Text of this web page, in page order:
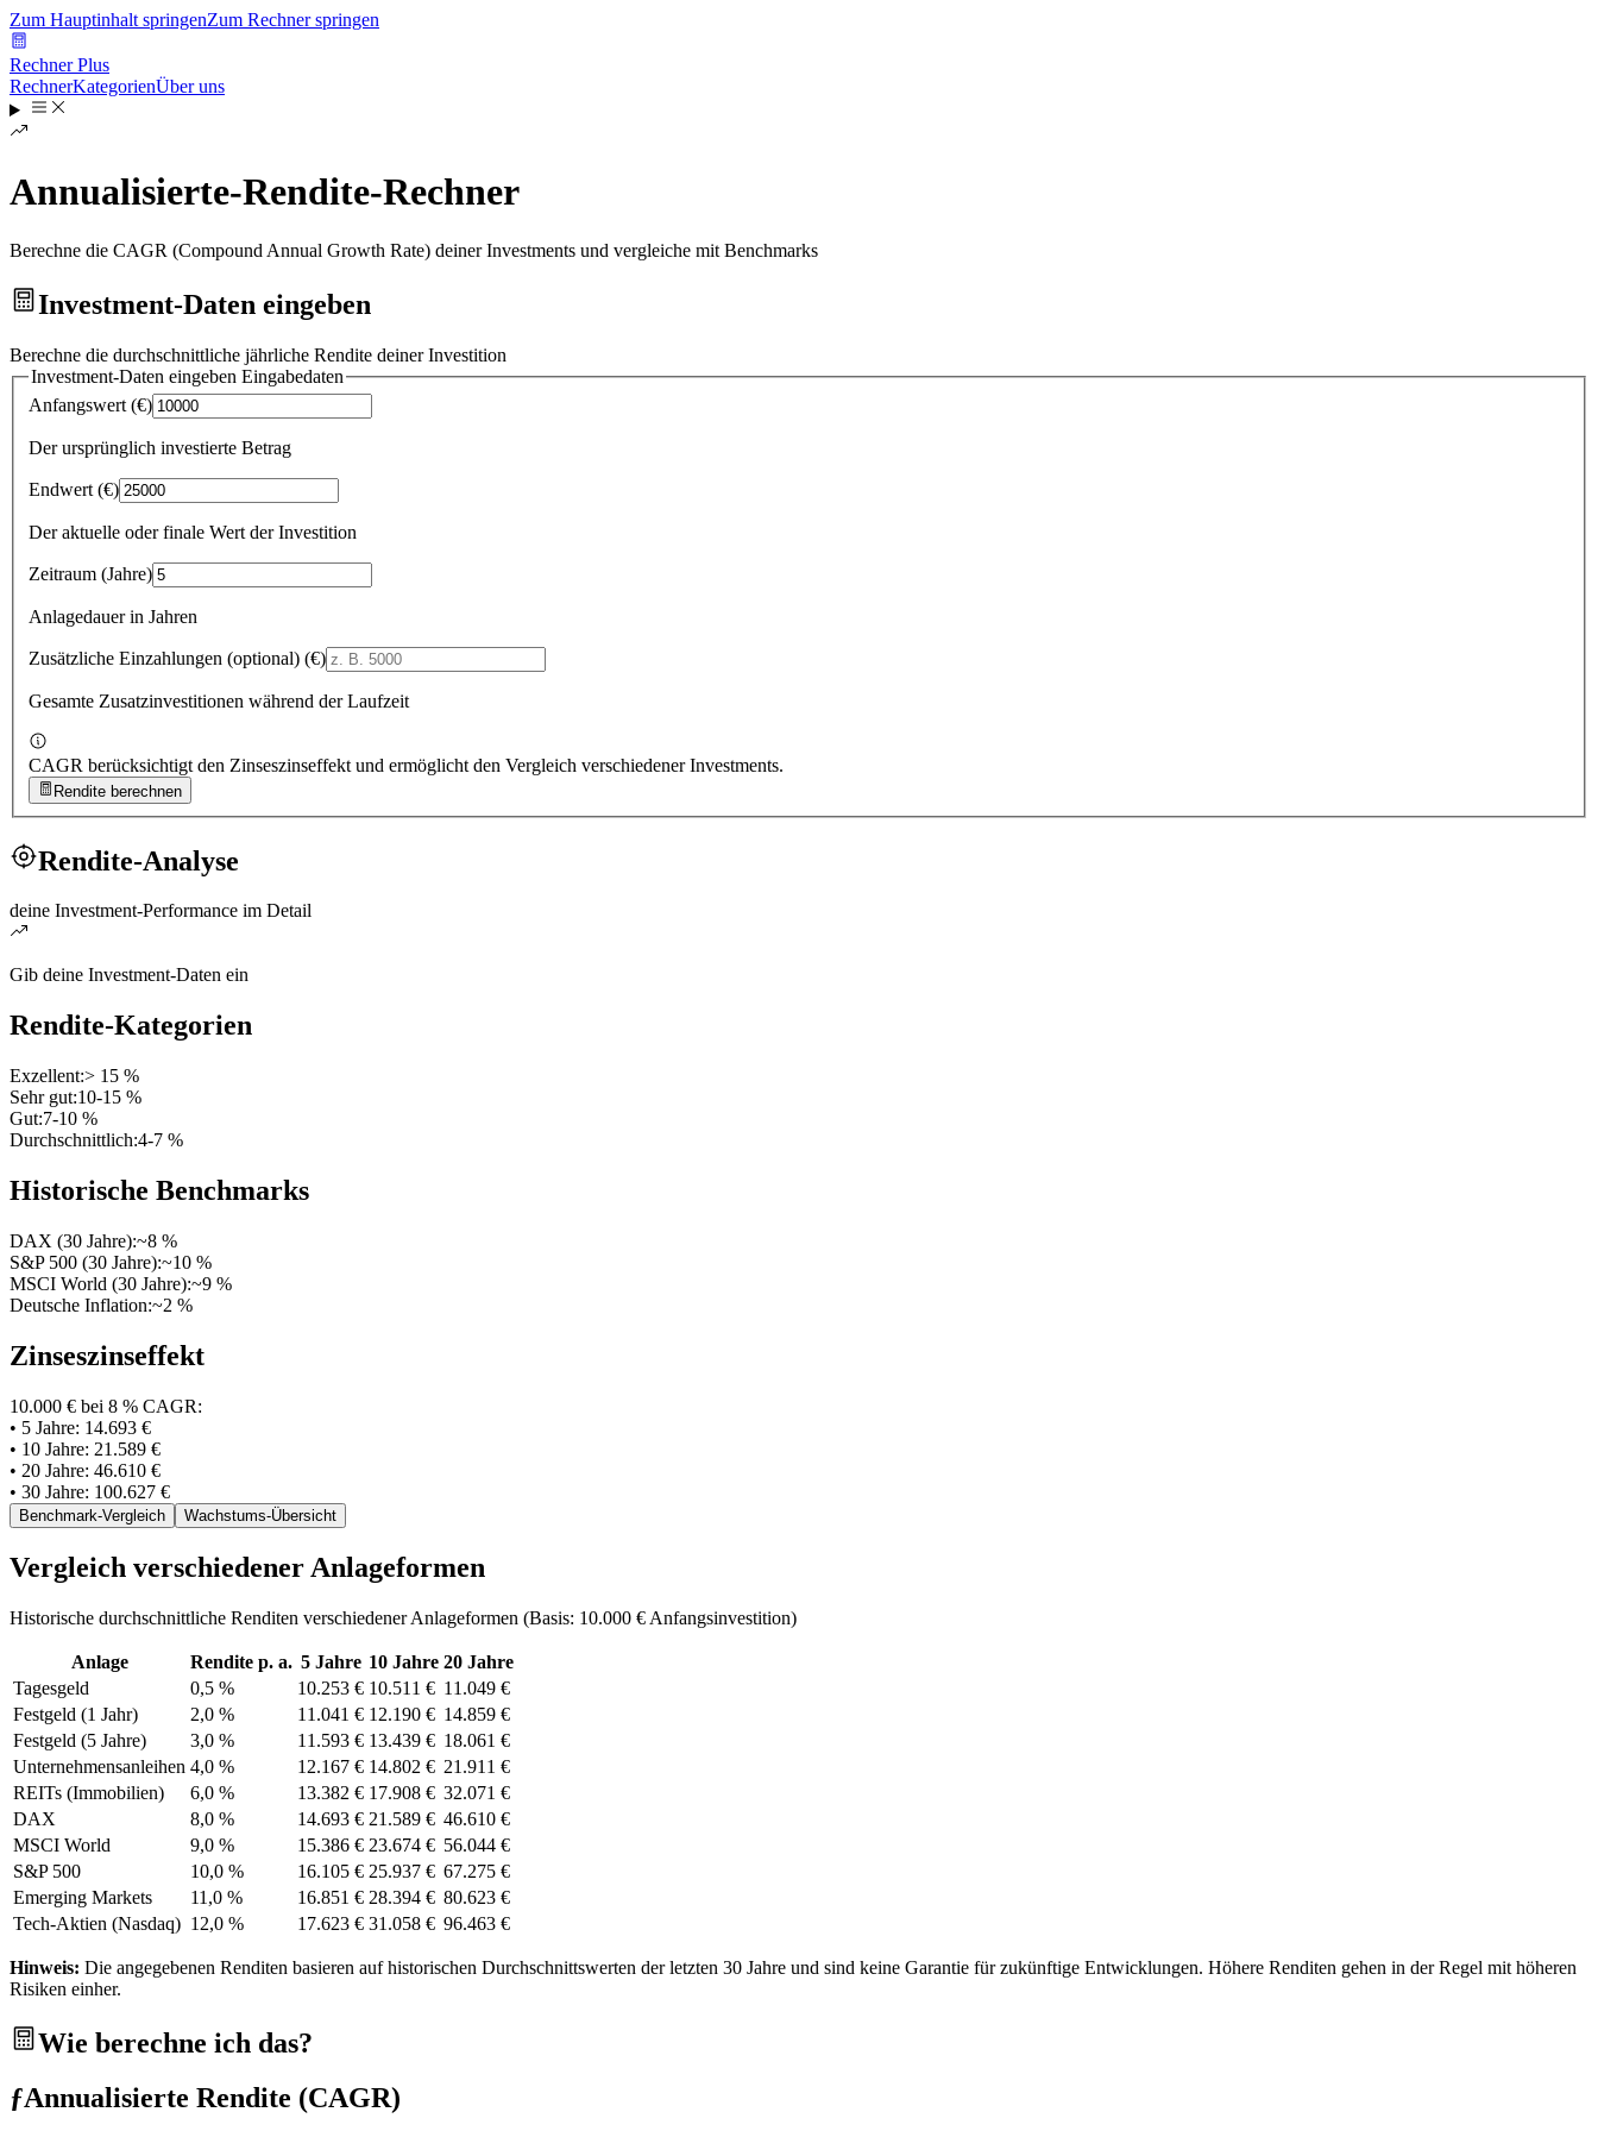
Zum Hauptinhalt springenZum Rechner springen
Rechner Plus
RechnerKategorienÜber uns
Annualisierte-Rendite-Rechner
Berechne die CAGR (Compound Annual Growth Rate) deiner Investments und vergleiche mit Benchmarks
Investment-Daten eingeben
Berechne die durchschnittliche jährliche Rendite deiner Investition
Investment-Daten eingeben Eingabedaten
Anfangswert (€)
Der ursprünglich investierte Betrag
Endwert (€)
Der aktuelle oder finale Wert der Investition
Zeitraum (Jahre)
Anlagedauer in Jahren
Zusätzliche Einzahlungen (optional) (€)
Gesamte Zusatzinvestitionen während der Laufzeit
CAGR berücksichtigt den Zinseszinseffekt und ermöglicht den Vergleich verschiedener Investments.
Rendite berechnen
Rendite-Analyse
deine Investment-Performance im Detail
Gib deine Investment-Daten ein
Rendite-Kategorien
Exzellent:> 15 %
Sehr gut:10-15 %
Gut:7-10 %
Durchschnittlich:4-7 %
Historische Benchmarks
DAX (30 Jahre):~8 %
S&P 500 (30 Jahre):~10 %
MSCI World (30 Jahre):~9 %
Deutsche Inflation:~2 %
Zinseszinseffekt
10.000 € bei 8 % CAGR:
• 5 Jahre: 14.693 €
• 10 Jahre: 21.589 €
• 20 Jahre: 46.610 €
• 30 Jahre: 100.627 €
Benchmark-Vergleich Wachstums-Übersicht
Vergleich verschiedener Anlageformen
Historische durchschnittliche Renditen verschiedener Anlageformen (Basis: 10.000 € Anfangsinvestition)
Anlage Rendite p. a. 5 Jahre 10 Jahre 20 Jahre
Tagesgeld
0,5 % 10.253 € 10.511 € 11.049 €
Festgeld (1 Jahr)
2,0 % 11.041 € 12.190 € 14.859 €
Festgeld (5 Jahre)
3,0 % 11.593 € 13.439 € 18.061 €
Unternehmensanleihen 4,0 % 12.167 € 14.802 € 21.911 €
REITs (Immobilien)
6,0 % 13.382 € 17.908 € 32.071 €
DAX
8,0 % 14.693 € 21.589 € 46.610 €
MSCI World
9,0 % 15.386 € 23.674 € 56.044 €
S&P 500
10,0 % 16.105 € 25.937 € 67.275 €
Emerging Markets
11,0 % 16.851 € 28.394 € 80.623 €
Tech-Aktien (Nasdaq) 12,0 % 17.623 € 31.058 € 96.463 €
Hinweis: Die angegebenen Renditen basieren auf historischen Durchschnittswerten der letzten 30 Jahre und sind keine Garantie für zukünftige Entwicklungen. Höhere Renditen gehen in der Regel mit höheren
Risiken einher.
Wie berechne ich das?
ƒAnnualisierte Rendite (CAGR)